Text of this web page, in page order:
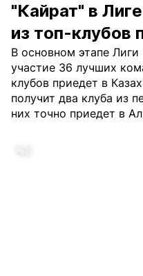
"Кайрат" в
из топ-клубов
В основном этапе
участие 36 лучших
клубов приедет в
получит два клуба из
них точно приедет в